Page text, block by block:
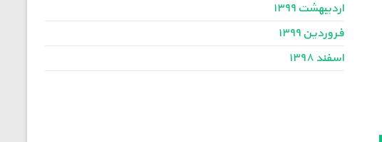
اردیبهشت ۱۳۹۹
فروردین ۱۳۹۹
اسفند ۱۳۹۸